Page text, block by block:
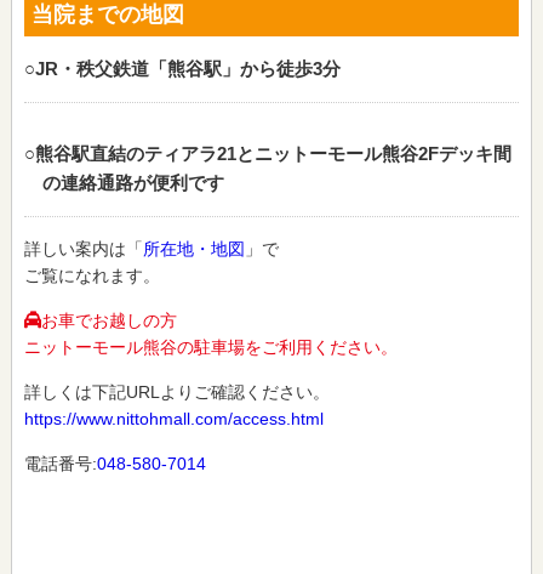
当院までの地図
○JR・秩父鉄道「熊谷駅」から徒歩3分
○熊谷駅直結のティアラ21とニットーモール熊谷2Fデッキ間
の連絡通路が便利です
詳しい案内は「所在地・地図 」で
ご覧になれます。
お車でお越しの方
ニットーモール熊谷の駐車場をご利用ください。
詳しくは下記URLよりご確認ください。
https://www.nittohmall.com/access.html
電話番号:048-580-7014